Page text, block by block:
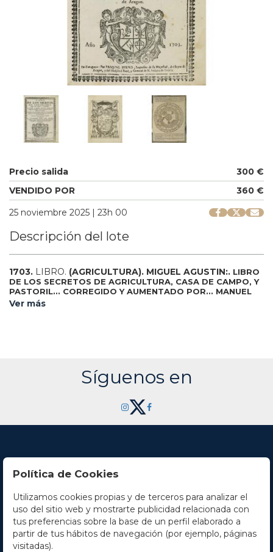
Precio salida
300 €
VENDIDO POR
360 €
25 noviembre 2025 | 23h 00
Descripción del lote
1703. LIBRO. (AGRICULTURA). MIGUEL AGUSTIN:. LIBRO
DE LOS SECRETOS DE AGRICULTURA, CASA DE CAMPO, Y
PASTORIL... CORREGIDO Y AUMENTADO POR... MANUEL
LAMBERTO LOPEZ.
Ver más
Síguenos en
Contacto
Horario
La empresa
Política de Cookies
Utilizamos cookies propias y de terceros para analizar el
uso del sitio web y mostrarte publicidad relacionada con
tus preferencias sobre la base de un perfil elaborado a
partir de tus hábitos de navegación (por ejemplo, páginas
visitadas).